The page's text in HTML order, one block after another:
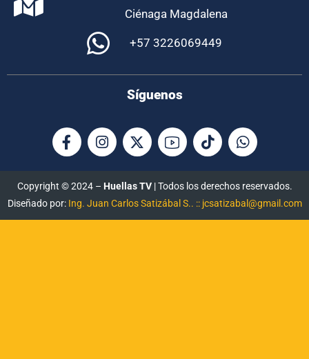
Ciénaga Magdalena
+57 3226069449
Síguenos
Copyright © 2024 – Huellas TV| Todos los derechos reservados.
Diseñado por: Ing. Juan Carlos Satizábal S.. :: jcsatizabal@gmail.com